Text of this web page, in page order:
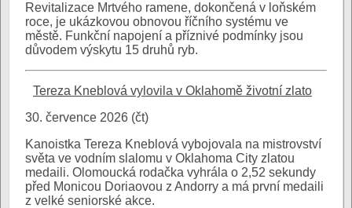
Revitalizace Mrtvého ramene, dokončená v loňském
roce, je ukázkovou obnovou říčního systému ve
městě. Funkční napojení a příznivé podmínky jsou
důvodem výskytu 15 druhů ryb.
Tereza Kneblová vylovila v Oklahomě životní zlato
30. července 2026 (čt)
Kanoistka Tereza Kneblová vybojovala na mistrovství
světa ve vodním slalomu v Oklahoma City zlatou
medaili. Olomoucká rodačka vyhrála o 2,52 sekundy
před Monicou Doriaovou z Andorry a má první medaili
z velké seniorské akce.